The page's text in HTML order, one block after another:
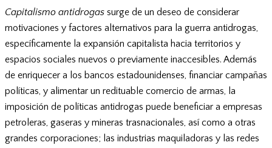
Capitalismo antidrogas surge de un deseo de considerar
motivaciones y factores alternativos para la guerra antidrogas,
específicamente la expansión capitalista hacia territorios y
espacios sociales nuevos o previamente inaccesibles. Además
de enriquecer a los bancos estadounidenses, financiar campañas
políticas, y alimentar un redituable comercio de armas, la
imposición de políticas antidrogas puede beneficiar a empresas
petroleras, gaseras y mineras trasnacionales, así como a otras
grandes corporaciones; las industrias maquiladoras y las redes